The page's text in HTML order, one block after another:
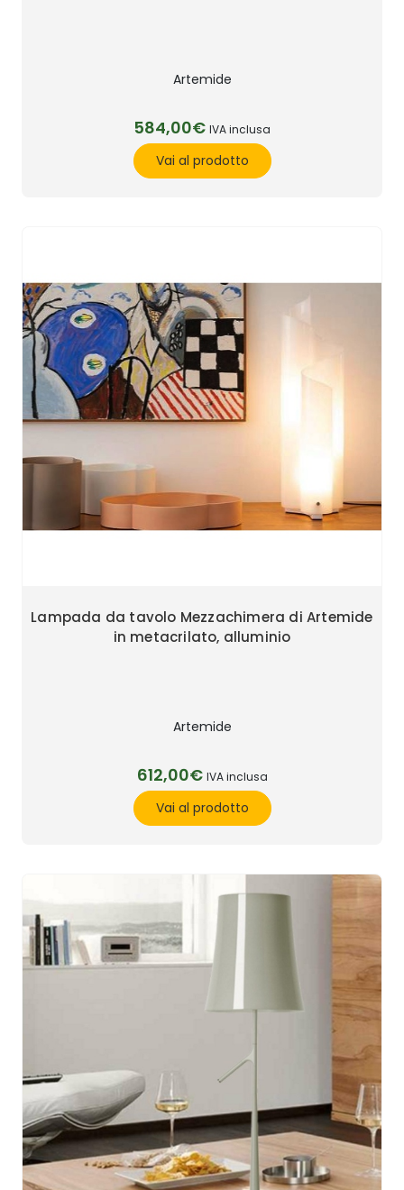
Artemide
584,00€ IVA inclusa
Vai al prodotto
Lampada da tavolo Mezzachimera di Artemide
in metacrilato, alluminio
Artemide
612,00€ IVA inclusa
Vai al prodotto